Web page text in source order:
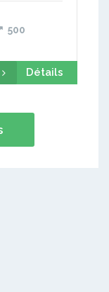
500
Détails